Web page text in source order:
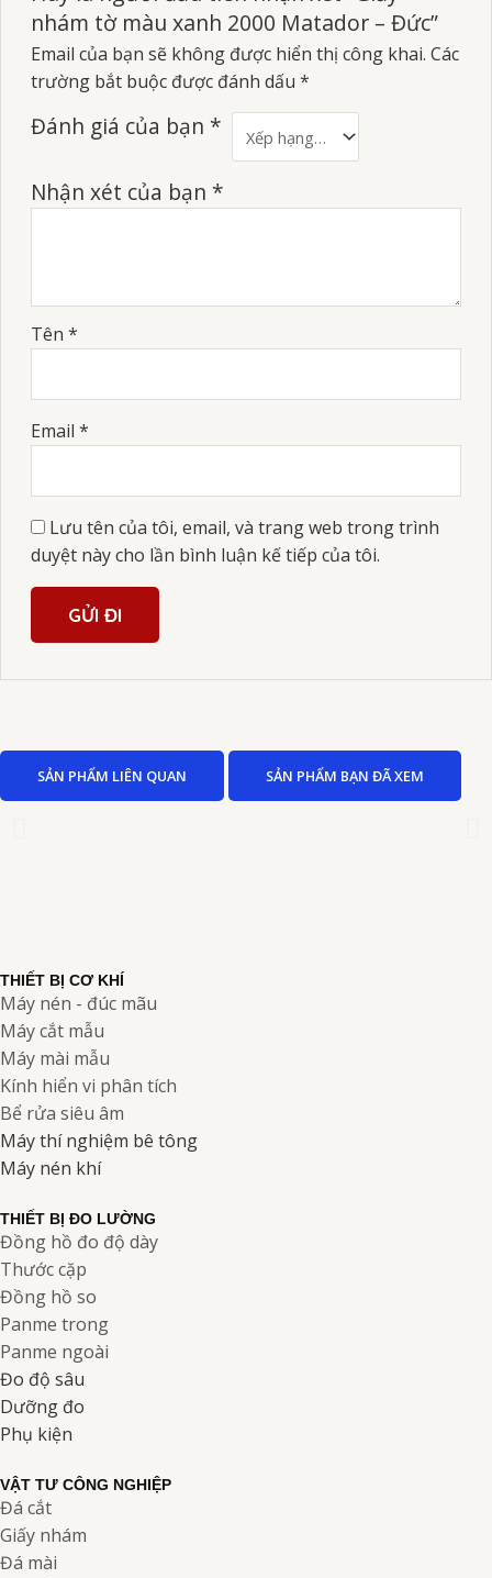
nhám tờ màu xanh 2000 Matador – Đức”
Email của bạn sẽ không được hiển thị công khai. Các
trường bắt buộc được đánh dấu *
Đánh giá của bạn *
Nhận xét của bạn *
Tên *
Email *
Lưu tên của tôi, email, và trang web trong trình
duyệt này cho lần bình luận kế tiếp của tôi.
SẢN PHẨM LIÊN QUAN SẢN PHẨM BẠN ĐÃ XEM
THIẾT BỊ CƠ KHÍ
Máy nén - đúc mãu
Máy cắt mẫu
Máy mài mẫu
Kính hiển vi phân tích
Bể rửa siêu âm
Máy thí nghiệm bê tông
Máy nén khí
THIẾT BỊ ĐO LƯỜNG
Đồng hồ đo độ dày
Thước cặp
Đồng hồ so
Panme trong
Panme ngoài
Đo độ sâu
Dưỡng đo
Phụ kiện
VẬT TƯ CÔNG NGHIỆP
Đá cắt
Giấy nhám
Đá mài